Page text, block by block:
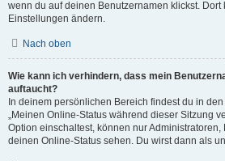
wenn du auf deinen Benutzernamen klickst. Dort
Einstellungen ändern.
Nach oben
Wie kann ich verhindern, dass mein
auftaucht?
In deinem persönlichen Bereich findest du in
„Meinen Online-Status während dieser Sitzung
Option einschaltest, können nur
deinen Online-Status sehen. Du wirst dann als